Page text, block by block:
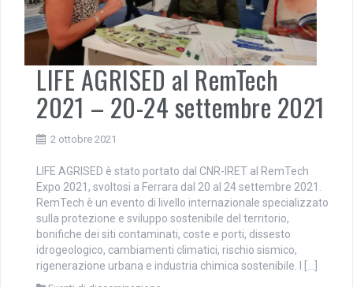
LIFE AGRISED al RemTech
2021 – 20-24 settembre 2021
2 ottobre 2021
LIFE AGRISED è stato portato dal CNR-IRET al RemTech
Expo 2021, svoltosi a Ferrara dal 20 al 24 settembre 2021.
RemTech è un evento di livello internazionale specializzato
sulla protezione e sviluppo sostenibile del territorio,
bonifiche dei siti contaminati, coste e porti, dissesto
idrogeologico, cambiamenti climatici, rischio sismico,
rigenerazione urbana e industria chimica sostenibile. I […]